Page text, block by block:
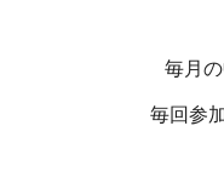
毎月
毎回参